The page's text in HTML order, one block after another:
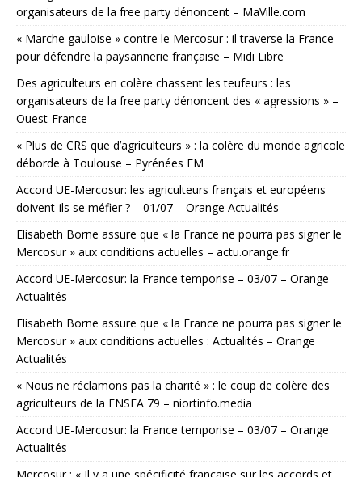
organisateurs de la free party dénoncent – MaVille.com
« Marche gauloise » contre le Mercosur : il traverse la France
pour défendre la paysannerie française – Midi Libre
Des agriculteurs en colère chassent les teufeurs : les
organisateurs de la free party dénoncent des « agressions » –
Ouest-France
« Plus de CRS que d’agriculteurs » : la colère du monde agricole
déborde à Toulouse – Pyrénées FM
Accord UE-Mercosur: les agriculteurs français et européens
doivent-ils se méfier ? – 01/07 – Orange Actualités
Elisabeth Borne assure que « la France ne pourra pas signer le
Mercosur » aux conditions actuelles – actu.orange.fr
Accord UE-Mercosur: la France temporise – 03/07 – Orange
Actualités
Elisabeth Borne assure que « la France ne pourra pas signer le
Mercosur » aux conditions actuelles : Actualités – Orange
Actualités
« Nous ne réclamons pas la charité » : le coup de colère des
agriculteurs de la FNSEA 79 – niortinfo.media
Accord UE-Mercosur: la France temporise – 03/07 – Orange
Actualités